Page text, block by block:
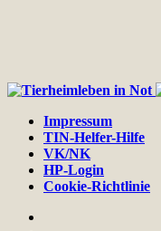
Impressum
TIN-Helfer-Hilfe
VK/NK
HP-Login
Cookie-Richtlinie